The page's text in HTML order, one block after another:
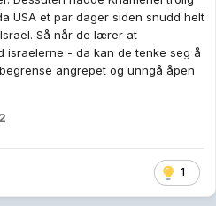
USA et par dager siden snudd helt
Så når de lærer at
israelerne - da kan de tenke seg å
angrepet og unngå åpen
1